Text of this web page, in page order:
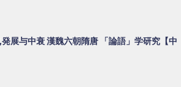
発展与中衰 漢魏六朝隋唐 「論語」学研究【中